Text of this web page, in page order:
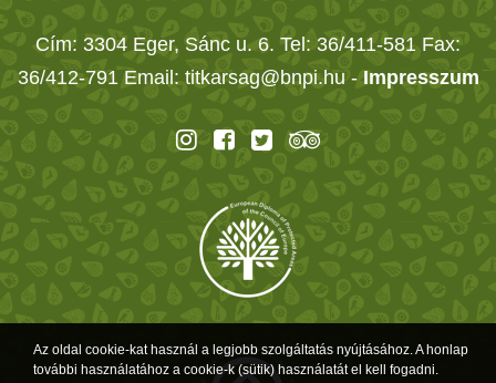
Cím: 3304 Eger, Sánc u. 6. Tel: 36/411-581 Fax:
36/412-791 Email: titkarsag@bnpi.hu - Impresszum
Az oldal cookie-kat használ a legjobb szolgáltatás nyújtásához. A honlap
további használatához a cookie-k (sütik) használatát el kell fogadni.